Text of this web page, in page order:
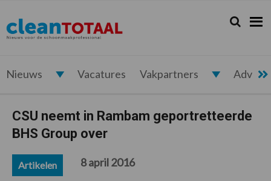
de
hoofdnavigatie
de
hoofd
de
eerste
de
voettekst
Cleantotaal.nl
Het
laatste
voor
schoonmaak
Zoeken...
Zoek
Nieuws Vacatures Vakpartners
CSU neemt in Rambam geportretteerde
BHS Group over
Artikelen 8 april 2016